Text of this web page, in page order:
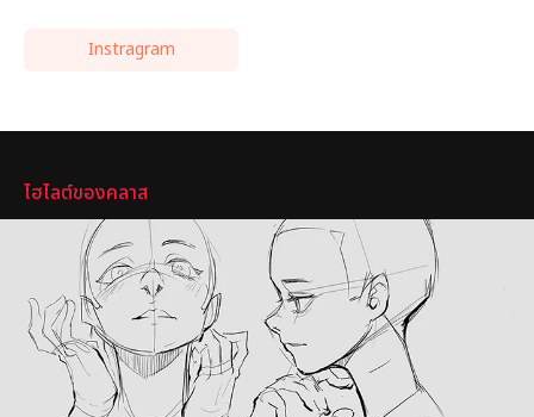
Instragram
ไฮไลต์ของคลาส